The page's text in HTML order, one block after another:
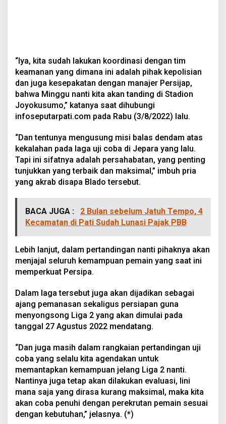
“Iya, kita sudah lakukan koordinasi dengan tim
keamanan yang dimana ini adalah pihak kepolisian
dan juga kesepakatan dengan manajer Persijap,
bahwa Minggu nanti kita akan tanding di Stadion
Joyokusumo,” katanya saat dihubungi
infoseputarpati.com pada Rabu (3/8/2022) lalu.
“Dan tentunya mengusung misi balas dendam atas
kekalahan pada laga uji coba di Jepara yang lalu.
Tapi ini sifatnya adalah persahabatan, yang penting
tunjukkan yang terbaik dan maksimal,” imbuh pria
yang akrab disapa Blado tersebut.
BACA JUGA :
2 Bulan sebelum Jatuh Tempo, 4
Kecamatan di Pati Sudah Lunasi Pajak PBB
Lebih lanjut, dalam pertandingan nanti pihaknya akan
menjajal seluruh kemampuan pemain yang saat ini
memperkuat Persipa.
Dalam laga tersebut juga akan dijadikan sebagai
ajang pemanasan sekaligus persiapan guna
menyongsong Liga 2 yang akan dimulai pada
tanggal 27 Agustus 2022 mendatang.
“Dan juga masih dalam rangkaian pertandingan uji
coba yang selalu kita agendakan untuk
memantapkan kemampuan jelang Liga 2 nanti.
Nantinya juga tetap akan dilakukan evaluasi, lini
mana saja yang dirasa kurang maksimal, maka kita
akan coba penuhi dengan perekrutan pemain sesuai
dengan kebutuhan,” jelasnya. (*)